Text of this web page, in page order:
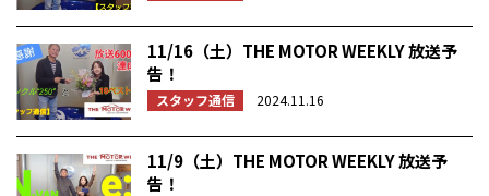
11/16（土）THE MOTOR WEEKLY 放送予
告！
スタッフ通信 2024.11.16
11/9（土）THE MOTOR WEEKLY 放送予
告！